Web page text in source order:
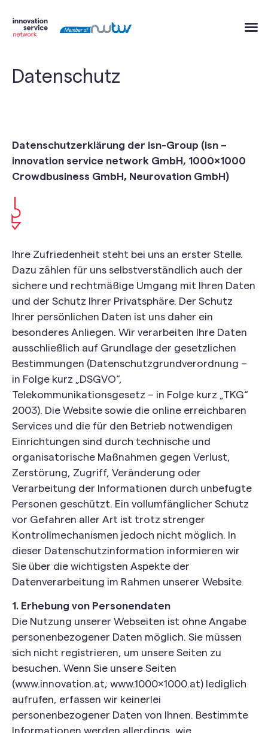
Datenschutz
Datenschutzerklärung der isn-Group (isn –
innovation service network GmbH, 1000×1000
Crowdbusiness GmbH, Neurovation GmbH)
Ihre Zufriedenheit steht bei uns an erster Stelle.
Dazu zählen für uns selbstverständlich auch der
sichere und rechtmäßige Umgang mit Ihren Daten
und der Schutz Ihrer Privatsphäre. Der Schutz
Ihrer persönlichen Daten ist uns daher ein
besonderes Anliegen. Wir verarbeiten Ihre Daten
ausschließlich auf Grundlage der gesetzlichen
Bestimmungen (Datenschutzgrundverordnung –
in Folge kurz „DSGVO“,
Telekommunikationsgesetz – in Folge kurz „TKG“
2003). Die Website sowie die online erreichbaren
Services und die für den Betrieb notwendigen
Einrichtungen sind durch technische und
organisatorische Maßnahmen gegen Verlust,
Zerstörung, Zugriff, Veränderung oder
Verarbeitung der Informationen durch unbefugte
Personen geschützt. Ein vollumfänglicher Schutz
vor Gefahren aller Art ist trotz strenger
Kontrollmechanismen jedoch nicht möglich. In
dieser Datenschutzinformation informieren wir
Sie über die wichtigsten Aspekte der
Datenverarbeitung im Rahmen unserer Website.
1. Erhebung von Personendaten
Die Nutzung unserer Webseiten ist ohne Angabe
personenbezogener Daten möglich. Sie müssen
sich nicht registrieren, um unsere Seiten zu
besuchen. Wenn Sie unsere Seiten
(www.innovation.at; www.1000×1000.at) lediglich
aufrufen, erfassen wir keinerlei
personenbezogener Daten von Ihnen. Bestimmte